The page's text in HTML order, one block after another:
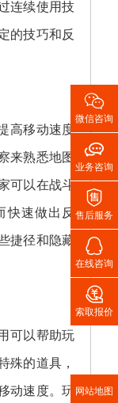
连续使用技
的技巧和反
高移动速度
来熟悉地图
可以在战斗
快速做出反
捷径和隐藏
可以帮助玩
殊的道具，
动速度。玩

微信咨询

业务咨询

售后服务

在线咨询

索取报价
网站地图